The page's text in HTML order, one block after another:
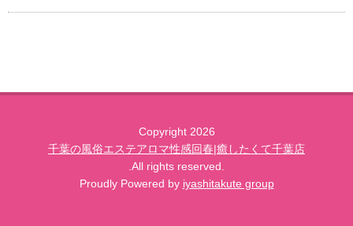
Copyright 2026
千葉の風俗エステアロマ性感回春|癒したくて千葉店
.All rights reserved.
Proudly Powered by iyashitakute group